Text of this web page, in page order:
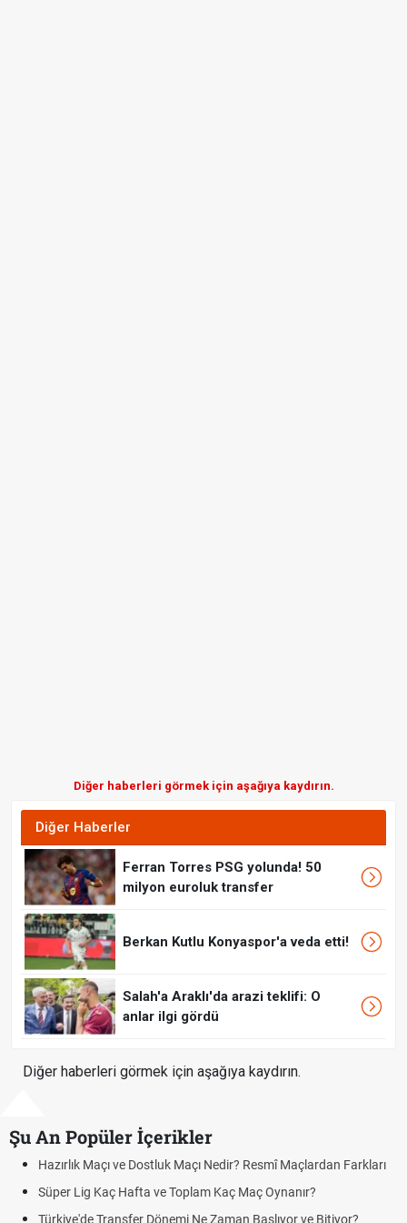
Diğer haberleri görmek için aşağıya kaydırın.
Diğer Haberler
Ferran Torres PSG yolunda! 50
milyon euroluk transfer
Berkan Kutlu Konyaspor'a veda etti!
Salah'a Araklı'da arazi teklifi: O
anlar ilgi gördü
Diğer haberleri görmek için aşağıya kaydırın.
Şu An Popüler İçerikler
Maçı ve Dostluk Maçı Nedir? Resmî Maçlardan Farkları
Lig Kaç Hafta ve Toplam Kaç Maç Oynanır?
Transfer Dönemi Ne Zaman Başlıyor ve Bitiyor?
Puan